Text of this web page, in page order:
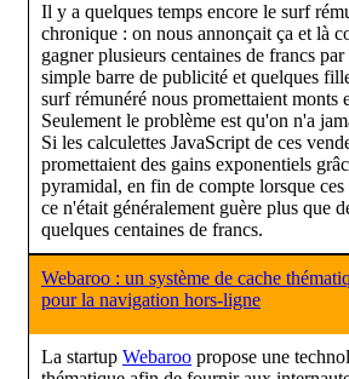
Il y a quelques temps encore le surf
chronique : on nous annonçait ça et là
gagner plusieurs centaines de francs
simple barre de publicité et quelques
surf rémunéré nous promettaient monts
Seulement le problème est qu'on n'a
Si les calculettes JavaScript de ces
promettaient des gains exponentiels
pyramidal, en fin de compte lorsque ces
ce n'était généralement guère plus que
quelques centaines de francs.
Webaroo : un système de cache
pour la navigation hors-ligne
La startup Webaroo propose une